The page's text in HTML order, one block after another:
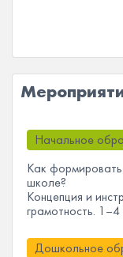
Начальное
Как
школе?
Концепция и
грамотность. 1–4
Дошкольное